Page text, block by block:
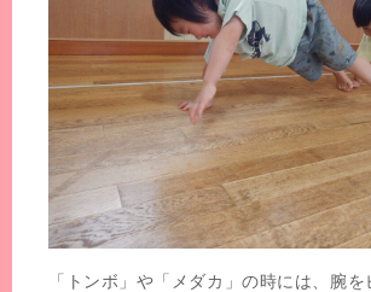
「トンボ」や「メダカ」の時には、腕